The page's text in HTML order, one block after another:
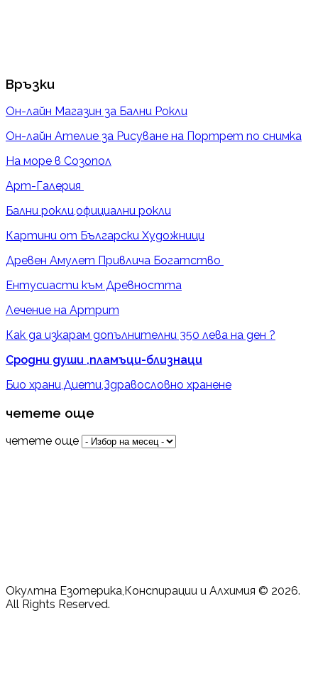
Връзки
Он-лайн Магазин за Бални Рокли
Он-лайн Ателие за Рисуване на Портрет по снимка
На море в Созопол
Арт-Галерия
Бални рокли,официални рокли
Картини от Български Художници
Древен Амулет Привлича Богатство
Ентусиасти към Древността
Лечение на Артрит
Как да изкарам допълнителни 350 лева на ден ?
Сродни души ,пламъци-близнаци
Био храни,Диети,Здравословно хранене
четете още
четете още
Окултна Езотерика,Конспирации и Алхимия © 2026.
All Rights Reserved.